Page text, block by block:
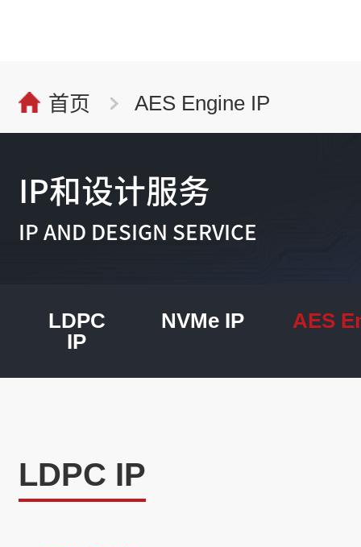
首页 AES Engine IP
IP和设计服务
IP AND DESIGN SERVICE
LDPC
IP
NVMe IP AES
LDPC IP